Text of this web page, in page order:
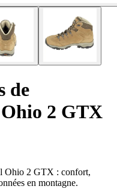
de
2 GTX
Ohio 2 GTX : confort,
en montagne.